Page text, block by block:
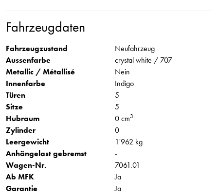
Fahrzeugdaten
Fahrzeugzustand
Neufahrzeug
Aussenfarbe
crystal white / 707
Metallic / Métallisé
Nein
Innenfarbe
Indigo
Türen
5
Sitze
5
Hubraum
0 cm3
Zylinder
0
Leergewicht
1'962 kg
Anhängelast gebremst
-
Wagen-Nr.
7061.01
Ab MFK
Ja
Garantie
Ja